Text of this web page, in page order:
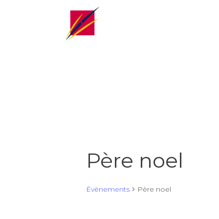
Père noel
Évènements Père noel